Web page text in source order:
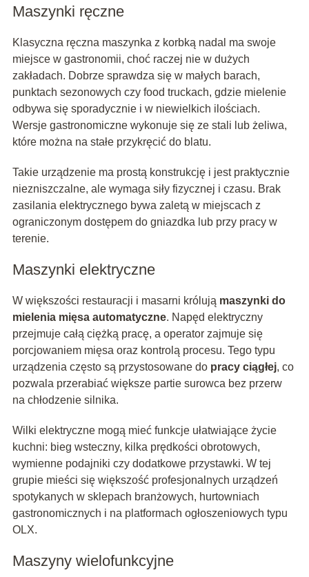
Maszynki ręczne
Klasyczna ręczna maszynka z korbką nadal ma swoje
miejsce w gastronomii, choć raczej nie w dużych
zakładach. Dobrze sprawdza się w małych barach,
punktach sezonowych czy food truckach, gdzie mielenie
odbywa się sporadycznie i w niewielkich ilościach.
Wersje gastronomiczne wykonuje się ze stali lub żeliwa,
które można na stałe przykręcić do blatu.
Takie urządzenie ma prostą konstrukcję i jest praktycznie
niezniszczalne, ale wymaga siły fizycznej i czasu. Brak
zasilania elektrycznego bywa zaletą w miejscach z
ograniczonym dostępem do gniazdka lub przy pracy w
terenie.
Maszynki elektryczne
W większości restauracji i masarni królują maszynki do
mielenia mięsa automatyczne. Napęd elektryczny
przejmuje całą ciężką pracę, a operator zajmuje się
porcjowaniem mięsa oraz kontrolą procesu. Tego typu
urządzenia często są przystosowane do pracy ciągłej, co
pozwala przerabiać większe partie surowca bez przerw
na chłodzenie silnika.
Wilki elektryczne mogą mieć funkcje ułatwiające życie
kuchni: bieg wsteczny, kilka prędkości obrotowych,
wymienne podajniki czy dodatkowe przystawki. W tej
grupie mieści się większość profesjonalnych urządzeń
spotykanych w sklepach branżowych, hurtowniach
gastronomicznych i na platformach ogłoszeniowych typu
OLX.
Maszyny wielofunkcyjne